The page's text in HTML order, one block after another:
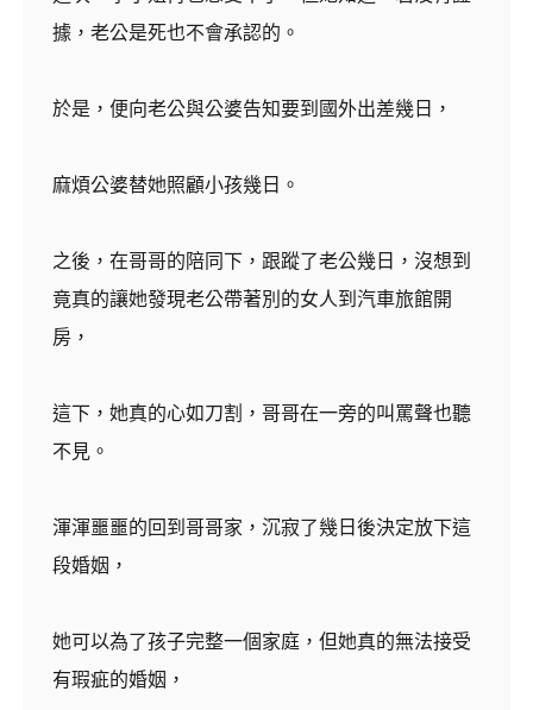
據，老公是死也不會承認的。
於是，便向老公與公婆告知要到國外出差幾日，
麻煩公婆替她照顧小孩幾日。
之後，在哥哥的陪同下，跟蹤了老公幾日，沒想到
竟真的讓她發現老公帶著別的女人到汽車旅館開
房，
這下，她真的心如刀割，哥哥在一旁的叫罵聲也聽
不見。
渾渾噩噩的回到哥哥家，沉寂了幾日後決定放下這
段婚姻，
她可以為了孩子完整一個家庭，但她真的無法接受
有瑕疵的婚姻，